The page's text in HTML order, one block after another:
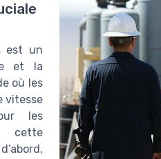
est un
et la
où les
vitesse
les
cette